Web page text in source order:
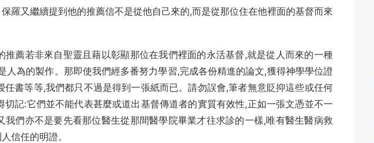
羅又繼續提到他的推薦信不是從他自己來的,而是從那位住在他裡面的基督而來
推薦若非來自聖靈且藉以彰顯那位在我們裡面的永活基督,就是從人而來的一種
人為的製作。那即使我們經多番努力學習,完成各份精進的論文,獲得神學學位證
任書等等,我們都只不過是得到一張紙而已。請勿誤會,筆者無意貶抑這些或任何
切記:它們並不能代表甚麼或道出基督傳道者的實質有效性,正如一張文憑並不一
我們亦不是要先看那位醫生從那間醫學院畢業才往求診的一樣,唯有醫生醫病救
信任的明證。